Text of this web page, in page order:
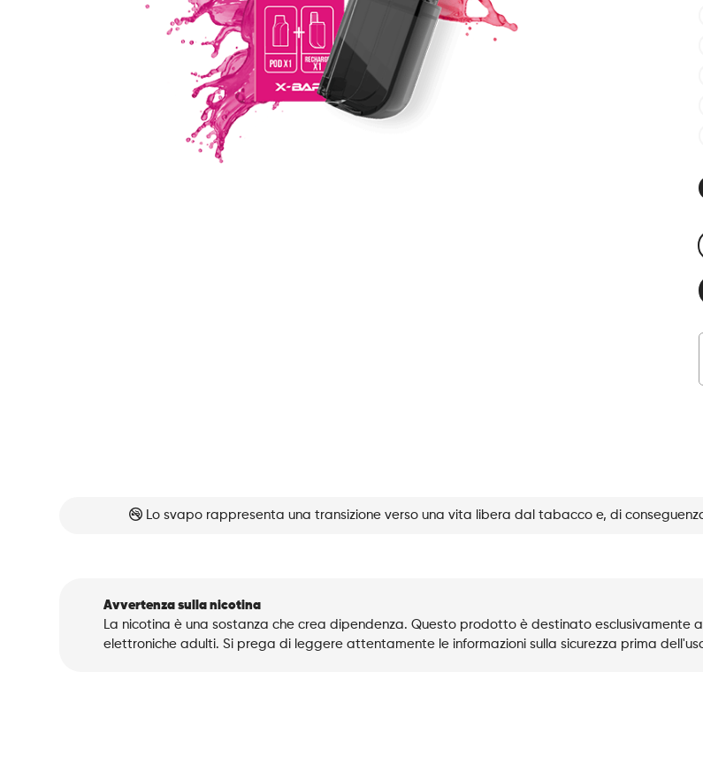
Lo svapo rappresenta una transizione verso una vita libera dal tabacco e, di
Avvertenza sulla nicotina
La nicotina è una sostanza che crea dipendenza. Questo prodotto è destinato esclusivamente
elettroniche adulti. Si prega di leggere attentamente le informazioni sulla sicurezza prima